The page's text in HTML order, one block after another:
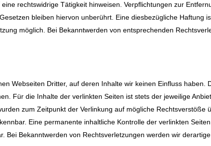
rechtswidrige Tätigkeit hinweisen. Verpflichtungen zur
bleiben hiervon unberührt. Eine diesbezügliche Haftung
möglich. Bei Bekanntwerden von entsprechenden
Webseiten Dritter, auf deren Inhalte wir keinen Einfluss haben.
Für die Inhalte der verlinkten Seiten ist stets der jeweilige
zum Zeitpunkt der Verlinkung auf mögliche Rechtsverstöße
Eine permanente inhaltliche Kontrolle der verlinkten
Bei Bekanntwerden von Rechtsverletzungen werden wir